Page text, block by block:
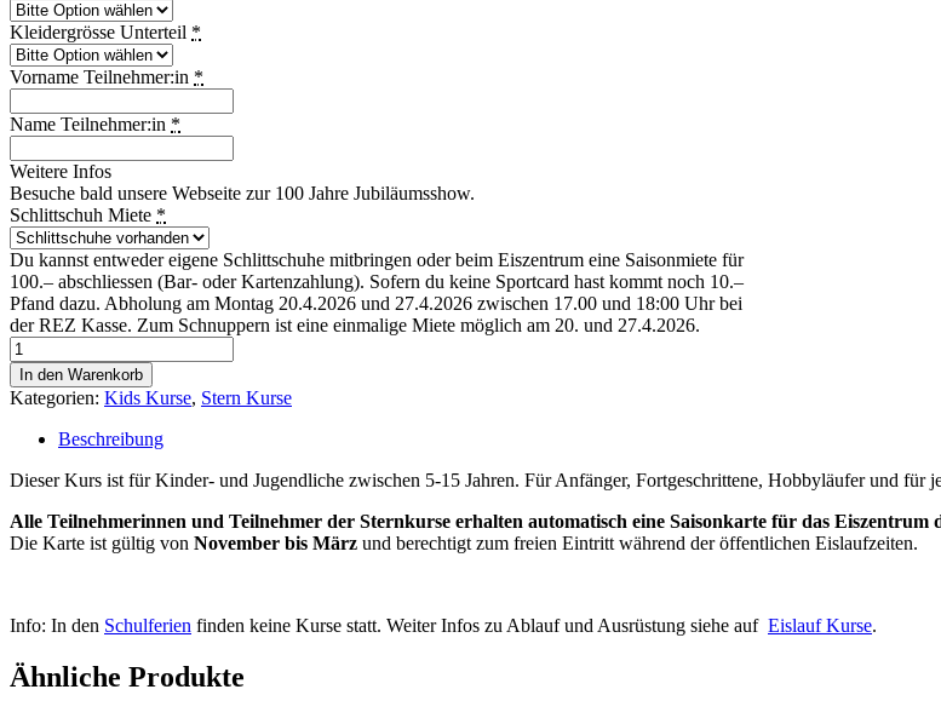
Kleidergrösse Unterteil *
Vorname Teilnehmer:in *
Name Teilnehmer:in *
Weitere Infos
Besuche bald unsere Webseite zur 100 Jahre Jubiläumsshow.
Schlittschuh Miete *
Du kannst entweder eigene Schlittschuhe mitbringen oder beim Eiszentrum eine Saisonmiete für
100.– abschliessen (Bar- oder Kartenzahlung). Sofern du keine Sportcard hast kommt noch 10.–
Pfand dazu. Abholung am Montag 20.4.2026 und 27.4.2026 zwischen 17.00 und 18:00 Uhr bei
der REZ Kasse. Zum Schnuppern ist eine einmalige Miete möglich am 20. und 27.4.2026.
b2
Sternkurs
Block
2
2027)
In den Warenkorb
Kategorien: Kids Kurse, Stern Kurse
Beschreibung
Dieser Kurs ist für Kinder- und Jugendliche zwischen 5-15 Jahren. Für Anfänger, Fortgeschrittene, Hobbyläufer und für
Alle Teilnehmerinnen und Teilnehmer der Sternkurse erhalten automatisch eine Saisonkarte für das Eiszentrum
Die Karte ist gültig von November bis März und berechtigt zum freien Eintritt während der öffentlichen Eislaufzeiten.
Info: In den Schulferien finden keine Kurse statt. Weiter Infos zu Ablauf und Ausrüstung siehe auf Eislauf Kurse.
Ähnliche Produkte